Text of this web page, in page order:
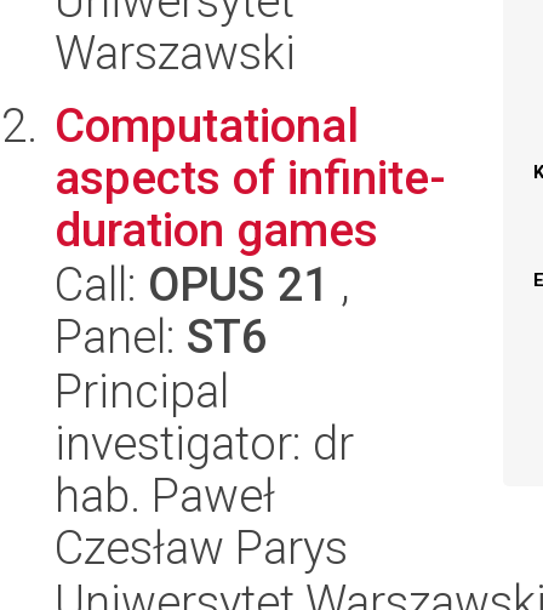
Warszawski
Computational
aspects of infinite-
duration games
Call: OPUS 21 ,
Panel: ST6
Principal
investigator: dr
hab. Paweł
Czesław Parys